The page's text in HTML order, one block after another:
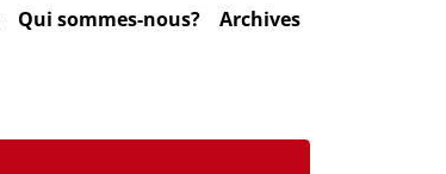
Qui sommes-nous? Archives